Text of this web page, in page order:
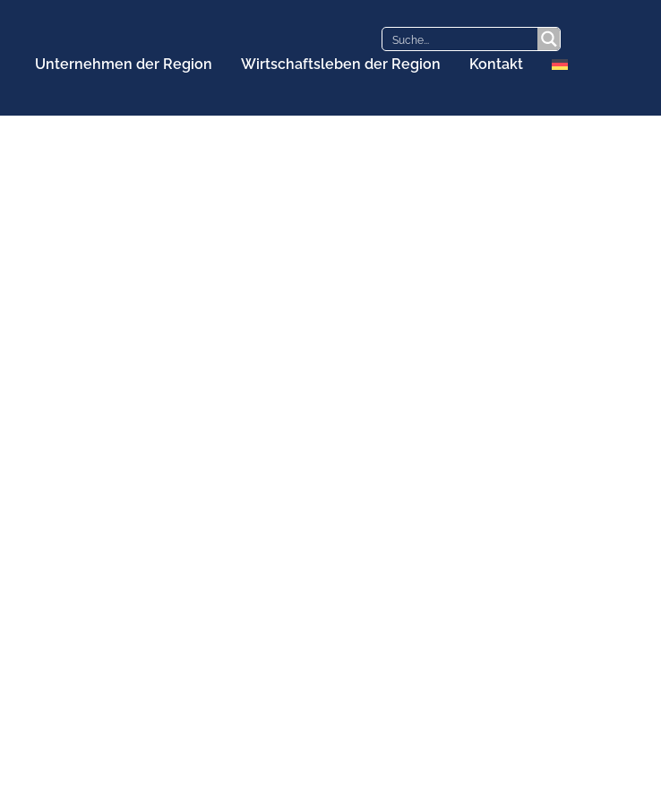
Unternehmen der Region Wirtschaftsleben der Region Kontakt